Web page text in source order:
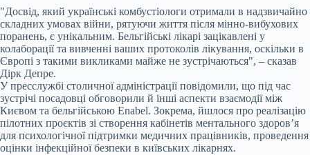
"Досвід, який українські комбустіологи отримали в надзвичайно
складних умовах війни, рятуючи життя після мінно-вибухових
поранень, є унікальним. Бельгійські лікарі зацікавлені у
колаборації та вивченні ваших протоколів лікування, оскільки в
Європі з такими викликами майже не зустрічаються", – сказав
Дірк Депре.
У пресслужбі столичної адміністрації повідомили, що під час
зустрічі посадовці обговорили й інші аспекти взаємодії між
Києвом та бельгійською Enabel. Зокрема, йшлося про реалізацію
пілотних проєктів зі створення кабінетів ментального здоров’я
для психологічної підтримки медичних працівників, проведення
оцінки інфекційної безпеки в київських лікарнях.